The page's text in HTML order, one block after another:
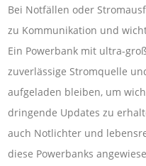
Bei Notfällen oder
zu Kommunikation und
Ein Powerbank mit ultra-
zuverlässige Stromquelle
aufgeladen bleiben, um
dringende Updates zu
auch Notlichter und
diese Powerbanks